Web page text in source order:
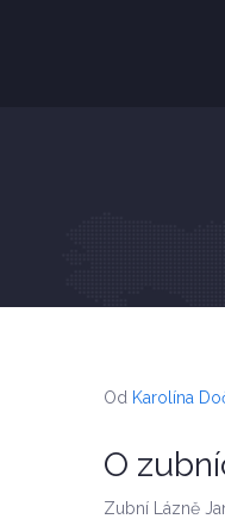
Od Karolína
O
Zubní Lázně